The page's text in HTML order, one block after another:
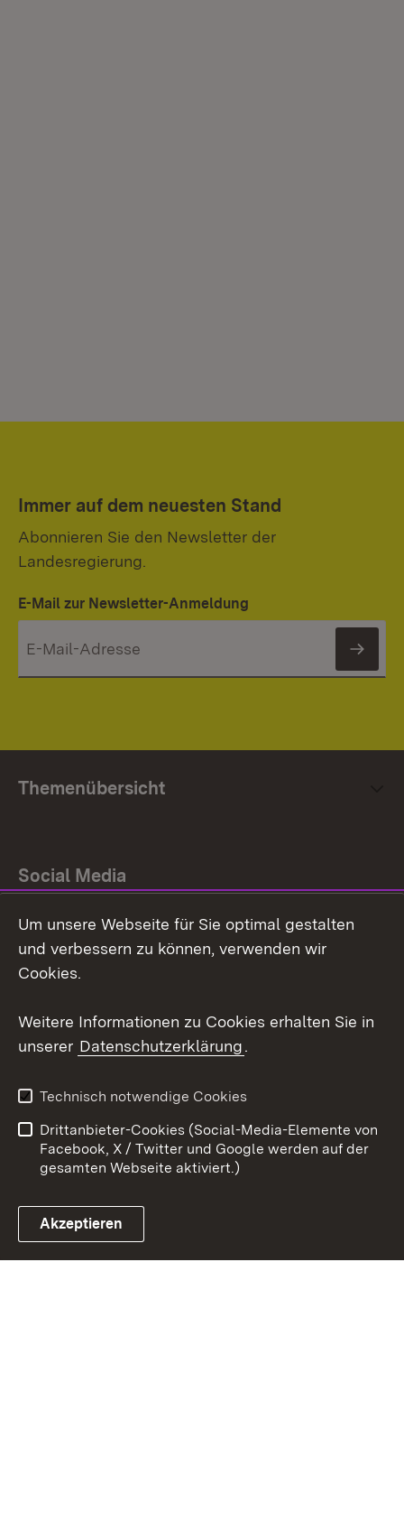
Immer auf dem neuesten Stand
Abonnieren Sie den Newsletter der
Landesregierung.
E-Mail zur Newsletter-Anmeldung
Themenübersicht
Social Media
Facebook
Link zum Landesportal
Barrierefreiheit
Kontakt
Cookies
Um unsere Webseite für Sie optimal gestalten
und verbessern zu können, verwenden wir
Cookies.
Weitere Informationen zu Cookies erhalten Sie in
unserer Datenschutzerklärung.
Technisch notwendige Cookies
Drittanbieter-Cookies (Social-Media-Elemente von
Facebook, X / Twitter und Google werden auf der
gesamten Webseite aktiviert.)
Akzeptieren